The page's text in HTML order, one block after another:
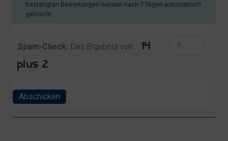
bestätigten Bewertungen werden nach 7 Tagen automatisch
gelöscht.
Spam-Check: Das Ergebnis von
Abschicken